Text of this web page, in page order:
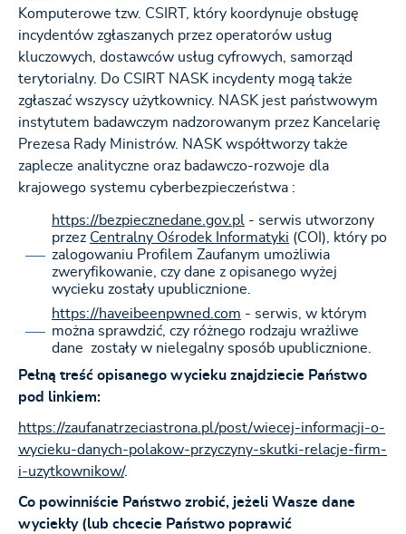
Komputerowe tzw. CSIRT, który koordynuje obsługę
incydentów zgłaszanych przez operatorów usług
kluczowych, dostawców usług cyfrowych, samorząd
terytorialny. Do CSIRT NASK incydenty mogą także
zgłaszać wszyscy użytkownicy. NASK jest państwowym
instytutem badawczym nadzorowanym przez Kancelarię
Prezesa Rady Ministrów. NASK współtworzy także
zaplecze analityczne oraz badawczo-rozwoje dla
krajowego systemu cyberbezpieczeństwa :
https://bezpiecznedane.gov.pl - serwis utworzony
przez Centralny Ośrodek Informatyki (COI), który po
zalogowaniu Profilem Zaufanym umożliwia
zweryfikowanie, czy dane z opisanego wyżej
wycieku zostały upublicznione.
https://haveibeenpwned.com - serwis, w którym
można sprawdzić, czy różnego rodzaju wrażliwe
dane zostały w nielegalny sposób upublicznione.
Pełną treść opisanego wycieku znajdziecie Państwo
pod linkiem:
https://zaufanatrzeciastrona.pl/post/wiecej-informacji-o-
wycieku-danych-polakow-przyczyny-skutki-relacje-firm-
i-uzytkownikow/.
Co powinniście Państwo zrobić, jeżeli Wasze dane
wyciekły (lub chcecie Państwo poprawić